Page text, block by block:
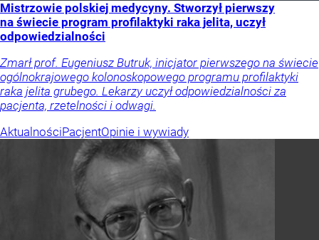
Mistrzowie polskiej medycyny. Stworzył pierwszy
na świecie program profilaktyki raka jelita, uczył
odpowiedzialności
Zmarł prof. Eugeniusz Butruk, inicjator pierwszego na świecie
ogólnokrajowego kolonoskopowego programu profilaktyki
raka jelita grubego. Lekarzy uczył odpowiedzialności za
pacjenta, rzetelności i odwagi.
AktualnościPacjentOpinie i wywiady